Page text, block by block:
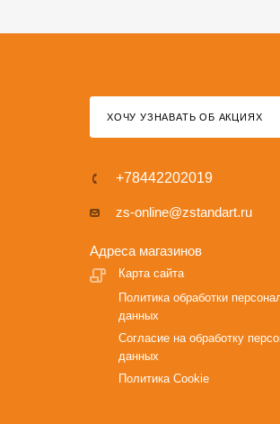
ХОЧУ УЗНАВАТЬ ОБ АКЦИЯХ
+78442202019
zs-online@zstandart.ru
Адреса магазинов
Карта сайта
Политика обработки
данных
Согласие на обработку
данных
Политика Cookie